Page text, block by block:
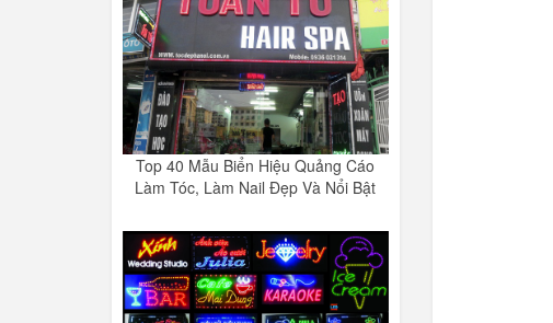
Top 40 Mẫu Biển Hiệu Quảng Cáo
Làm Tóc, Làm Nail Đẹp Và Nổi Bật